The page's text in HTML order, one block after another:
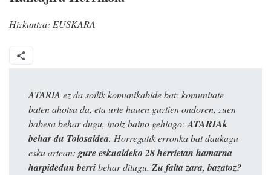
Hizkuntza: EUSKARA
ATARIA ez da soilik komunikabide bat: komunitate
baten ahotsa da, eta urte hauen guztien ondoren, zuen
babesa behar dugu, inoiz baino gehiago:ATARIAk
behar du Tolosaldea. Horregatik erronka bat daukagu
esku artean: gure eskualdeko 28 herrietan hamarna
harpidedun berribehar ditugu. Zu falta zara, bazatoz?